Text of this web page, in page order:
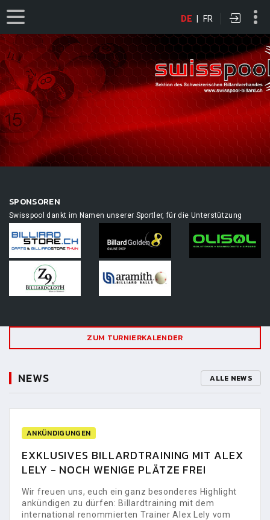
DE | FR
SPONSOREN
Swisspool dankt im Namen unserer Sportler, für die Unterstützung
ZUM TURNIERKALENDER
NEWS ALLE NEWS
ANKÜNDIGUNGEN
EXKLUSIVES BILLARDTRAINING MIT ALEX
LELY - NOCH WENIGE PLÄTZE FREI
Wir freuen uns, euch ein ganz besonderes Highlight
ankündigen zu dürfen: Billardtraining mit dem
international renommierten Trainer Alex Lely vom